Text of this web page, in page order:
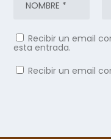
Recibir un email
esta entrada.
Recibir un email